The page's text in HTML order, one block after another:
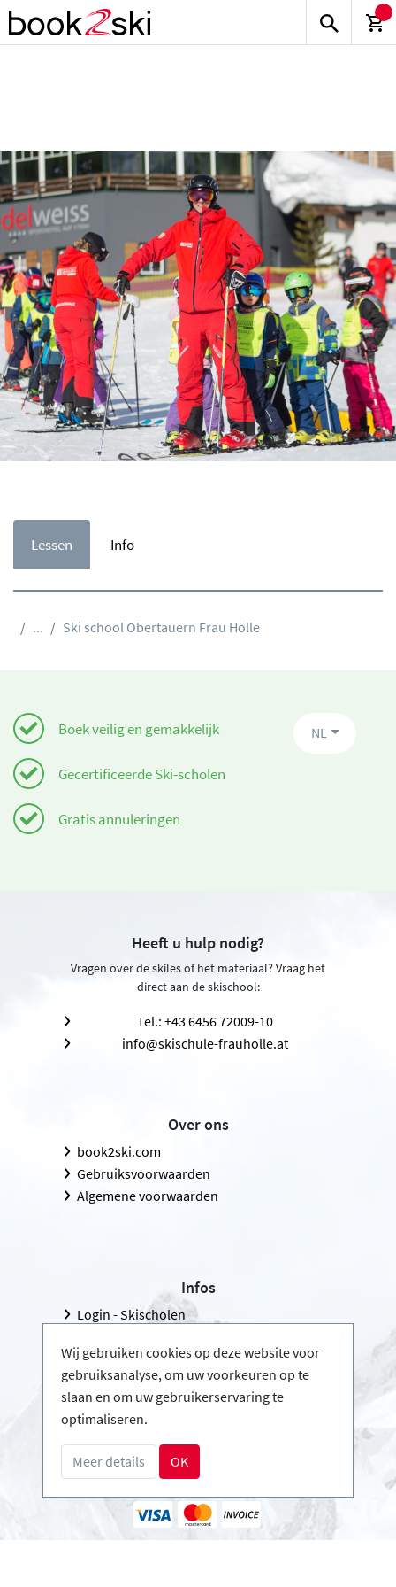
Lessen Info
... Ski school Obertauern Frau Holle
Boek veilig en gemakkelijk
Gecertificeerde Ski-scholen
Gratis annuleringen
NL
Heeft u hulp nodig?
Vragen over de skiles of het materiaal? Vraag het
direct aan de skischool:
Tel.: +43 6456 72009-10
info@skischule-frauholle.at
Over ons
book2ski.com
Gebruiksvoorwaarden
Algemene voorwaarden
Infos
Login - Skischolen
FAQ - Veelgestelde vragen
Download Persmap
Betalingsmethoden
Wij gebruiken cookies op deze website voor
gebruiksanalyse, om uw voorkeuren op te
slaan en om uw gebruikerservaring te
optimaliseren.
Meer details OK